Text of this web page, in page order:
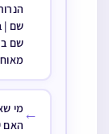
שם |
שם
← מי
האם